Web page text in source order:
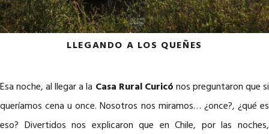
LLEGANDO A LOS QUEÑES
Esa noche, al llegar a la Casa Rural Curicónos preguntaron que si
queríamos cena u once. Nosotros nos miramos… ¿once?, ¿qué es
eso? Divertidos nos explicaron que en Chile, por las noches,